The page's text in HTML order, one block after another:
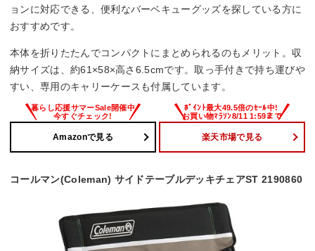
ョンに対応できる、便利なバーベキューグッズを探している方に
おすすめです。
本体を折りたたんでコンパクトにまとめられるのもメリット。収
納サイズは、約61×58×高さ6.5cmです。取っ手付きで持ち運びや
すい、専用のキャリーケースも付属しています。
Amazonで見る 楽天市場で見る
コールマン(Coleman) サイドテーブルデッキチェアST 2190860